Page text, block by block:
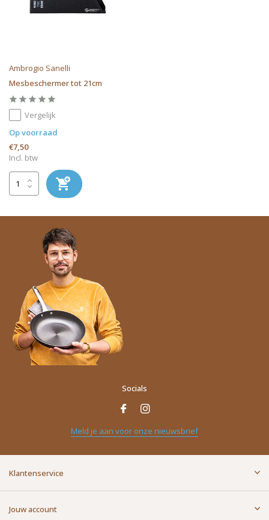
Ambrogio Sanelli
Mesbeschermer tot 21cm
Vergelijk
Op voorraad
€7,50
Incl. btw
Socials
Meld je aan voor onze nieuwsbrief
Klantenservice
Jouw account